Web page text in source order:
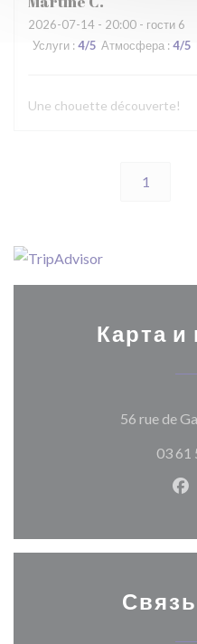
2026-07-14 - 20:00 - гости 6
Услуги : 4/5 Атмосфера : 4/5
Une chouette découverte!
1
Карта и
56 rue de
03 61